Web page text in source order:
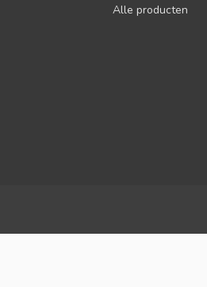
Alle producten